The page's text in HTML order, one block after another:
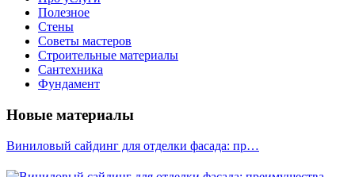
Полезное
Стены
Советы мастеров
Строительные материалы
Сантехника
Фундамент
Новые материалы
Виниловый сайдинг для отделки фасада: пр…